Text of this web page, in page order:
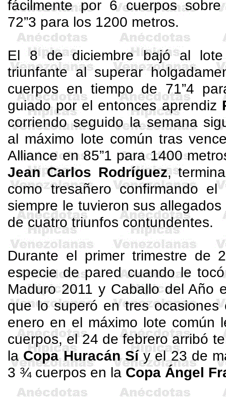
fácilmente por 6 cuerpos
72”3 para los 1200 metros.
El 8 de diciembre bajó al
triunfante al superar
cuerpos en tiempo de 71”4
guiado por el entonces aprendiz
corriendo seguido la semana
al máximo lote común tras
Alliance en 85”1 para 1400
Jean Carlos Rodríguez,
comotresañeroconfirmando el
siempre le tuvieron sus
de cuatro triunfos contundentes.
Durante el primer trimestre de
especie de pared cuando le
Maduro 2011 y Caballo del Año
que lo superó en tres ocasiones
enero en el máximo lote
cuerpos, el 24 de febrero arribó
laCopa Huracán Síy el 23 de
3 ¾ cuerpos en laCopa Ángel